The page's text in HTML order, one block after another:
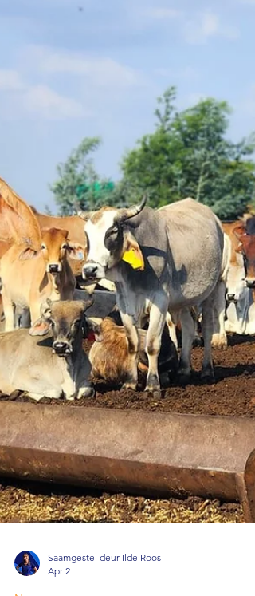
sonder entstof teen bek-en-klouseer (BKS)
weke se inentings oor en geen aanduiding
van wanneer dit weer beskikbaar sal wees
nie. Netwerk24 berig die visepresident van
Vrystaat Landbou (VL), Friedl von Maltitz, het
bevestig dat die entstof in die provinsie
net vir sowat twee weke sal hou. Hy het ook
daarop gewys dat daar teen dié tyd meer
ingeënt moes wees volgens die
departement van la